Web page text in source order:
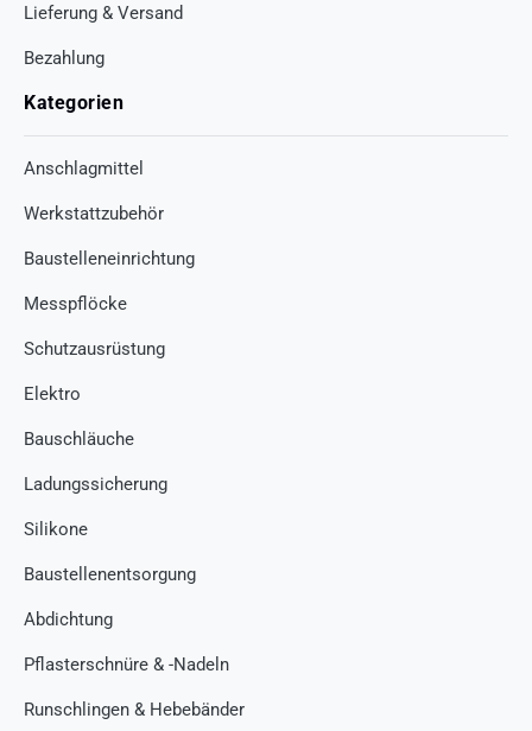
Lieferung & Versand
Bezahlung
Kategorien
Anschlagmittel
Werkstattzubehör
Baustelleneinrichtung
Messpflöcke
Schutzausrüstung
Elektro
Bauschläuche
Ladungssicherung
Silikone
Baustellenentsorgung
Abdichtung
Pflasterschnüre & -Nadeln
Runschlingen & Hebebänder